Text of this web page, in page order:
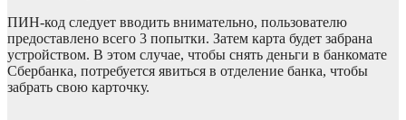
ПИН-код следует вводить внимательно, пользователю
предоставлено всего 3 попытки. Затем карта будет забрана
устройством. В этом случае, чтобы снять деньги в банкомате
Сбербанка, потребуется явиться в отделение банка, чтобы
забрать свою карточку.